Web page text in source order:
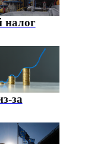
налог
за